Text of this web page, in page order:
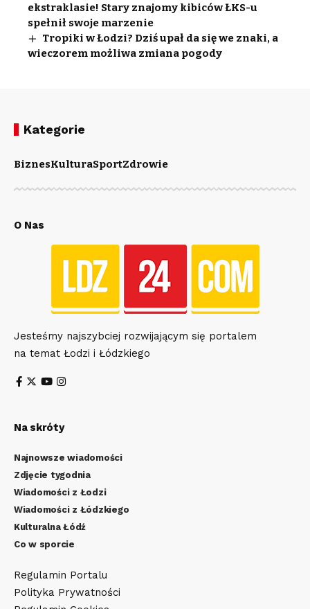
ekstraklasie! Stary znajomy kibiców ŁKS-u
spełnił swoje marzenie
Tropiki w Łodzi? Dziś upał da się we znaki, a
wieczorem możliwa zmiana pogody
Kategorie
BiznesKulturaSportZdrowie
O Nas
Jesteśmy najszybciej rozwijającym się portalem
na temat Łodzi i Łódzkiego
Na skróty
Najnowsze wiadomości
Zdjęcie tygodnia
Wiadomości z Łodzi
Wiadomości z Łódzkiego
Kulturalna Łódź
Co w sporcie
Regulamin Portalu
Polityka Prywatności